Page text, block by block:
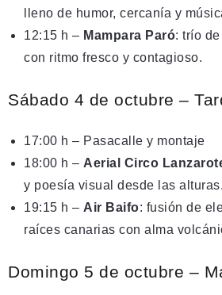
lleno de humor, cercanía y
12:15 h – Mampara Paró: trío
con ritmo fresco y contagioso.
Sábado 4 de octubre –
17:00 h – Pasacalle y montaje
18:00 h – Aerial Circo
y poesía visual desde las alturas.
19:15 h – Air Baifo: fusión de
raíces canarias con alma
Domingo 5 de octubre –